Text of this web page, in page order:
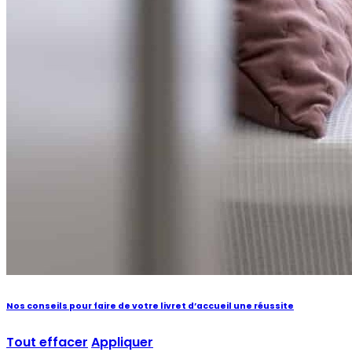
Nos conseils pour faire de votre livret d’accueil une réussite
Tout effacer Appliquer